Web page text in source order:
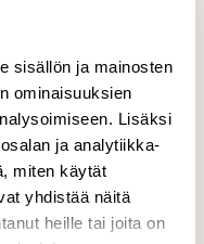
sisällön ja mainosten
ominaisuuksien
Lisäksi
ja analytiikka-
miten käytät
yhdistää näitä
heille tai joita on